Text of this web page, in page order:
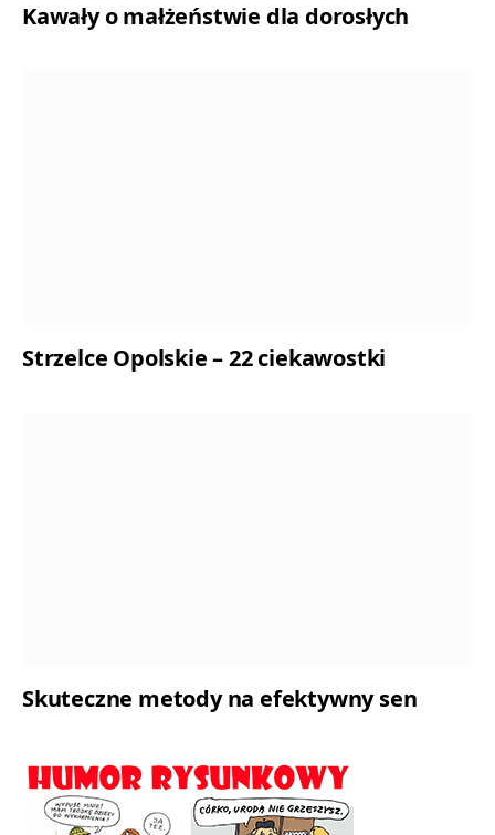
Kawały o małżeństwie dla dorosłych
Strzelce Opolskie – 22 ciekawostki
Skuteczne metody na efektywny sen